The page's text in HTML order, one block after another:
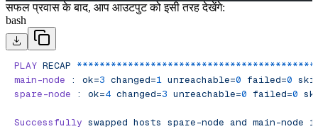
सफल प्रवास के बाद, आप आउटपुट को इसी तरह देखेंगे:
bash
PLAY RECAP
main-node : ok=3 changed=1 unreachable=0 failed=0
spare-node : ok=4 changed=3 unreachable=0 failed=0
Successfully swapped hosts spare-node and main-node